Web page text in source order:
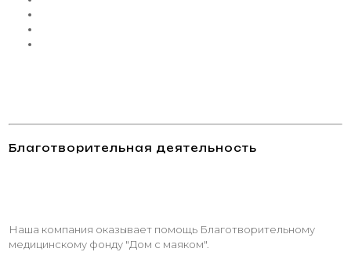
Благотворительная деятельность
Наша компания оказывает помощь Благотворительному
медицинскому фонду "Дом с маяком".